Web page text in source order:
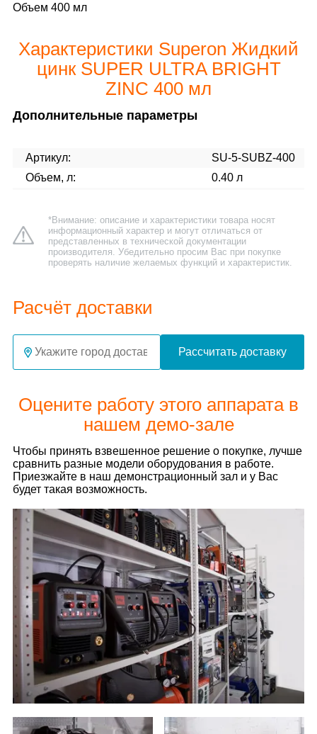
Объем 400 мл
Характеристики Superon Жидкий
цинк SUPER ULTRA BRIGHT
ZINC 400 мл
Дополнительные параметры
Артикул:
SU-5-SUBZ-400
Объем, л:
0.40 л
*Внимание: описание и характеристики товара носят
информационный характер и могут отличаться от
представленных в технической документации
производителя. Убедительно просим Вас при покупке
проверять наличие желаемых функций и характеристик.
Расчёт доставки
Рассчитать доставку
Оцените работу этого аппарата в
нашем демо-зале
Чтобы принять взвешенное решение о покупке, лучше
сравнить разные модели оборудования в работе.
Приезжайте в наш демонстрационный зал и у Вас
будет такая возможность.